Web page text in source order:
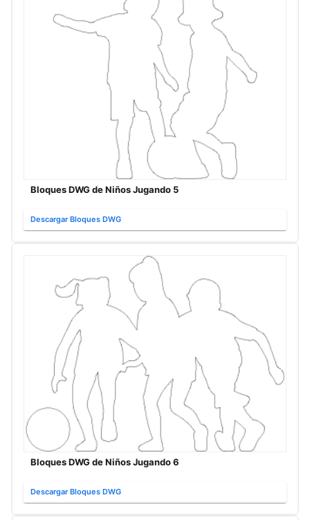
Bloques DWG de Niños Jugando 5
Descargar Bloques DWG
Bloques DWG de Niños Jugando 6
Descargar Bloques DWG